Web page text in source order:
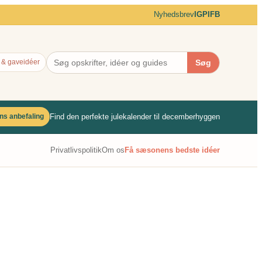
Nyhedsbrev IGPI FB
gaveidéer Søg
anbefaling Find den perfekte julekalender til decemberhyggen
PrivatlivspolitikOm os Få sæsonens bedste idéer